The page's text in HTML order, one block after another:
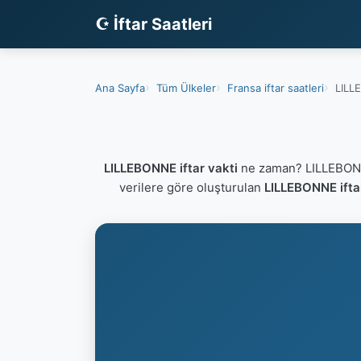
☪ İftar Saatleri
Ana Sayfa Tüm Ülkeler Fransa iftar saatleri
LILLEBONNE iftar vakti ne zaman?
verilere göre oluşturulan LILLEBONNE